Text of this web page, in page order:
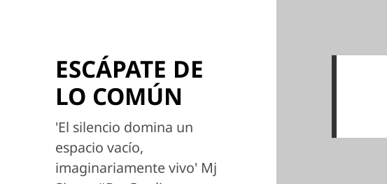
ESCÁPATE DE
LO COMÚN
'El silencio domina un
espacio vacío,
imaginariamente vivo' Mj